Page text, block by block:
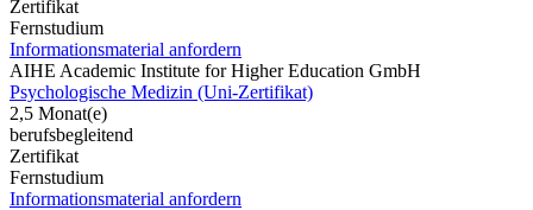
Zertifikat
Fernstudium
Informationsmaterial anfordern
AIHE Academic Institute for Higher Education GmbH
Psychologische Medizin (Uni-Zertifikat)
2,5 Monat(e)
berufsbegleitend
Zertifikat
Fernstudium
Informationsmaterial anfordern